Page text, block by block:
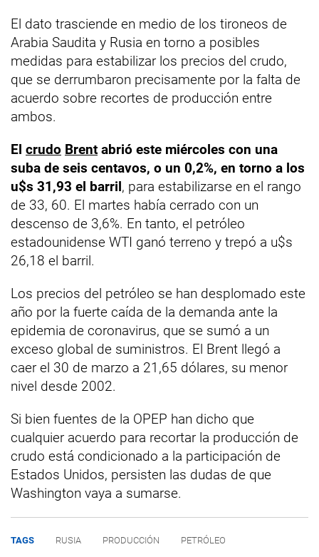
El dato trasciende en medio de los tironeos de
Arabia Saudita y Rusia en torno a posibles
medidas para estabilizar los precios del crudo,
que se derrumbaron precisamente por la falta de
acuerdo sobre recortes de producción entre
ambos.
El crudo Brent abrió este miércoles con una
suba de seis centavos, o un 0,2%, en torno a los
u$s 31,93 el barril, para estabilizarse en el rango
de 33, 60. El martes había cerrado con un
descenso de 3,6%. En tanto, el petróleo
estadounidense WTI ganó terreno y trepó a u$s
26,18 el barril.
Los precios del petróleo se han desplomado este
año por la fuerte caída de la demanda ante la
epidemia de coronavirus, que se sumó a un
exceso global de suministros. El Brent llegó a
caer el 30 de marzo a 21,65 dólares, su menor
nivel desde 2002.
Si bien fuentes de la OPEP han dicho que
cualquier acuerdo para recortar la producción de
crudo está condicionado a la participación de
Estados Unidos, persisten las dudas de que
Washington vaya a sumarse.
TAGS RUSIA PRODUCCIÓN PETRÓLEO